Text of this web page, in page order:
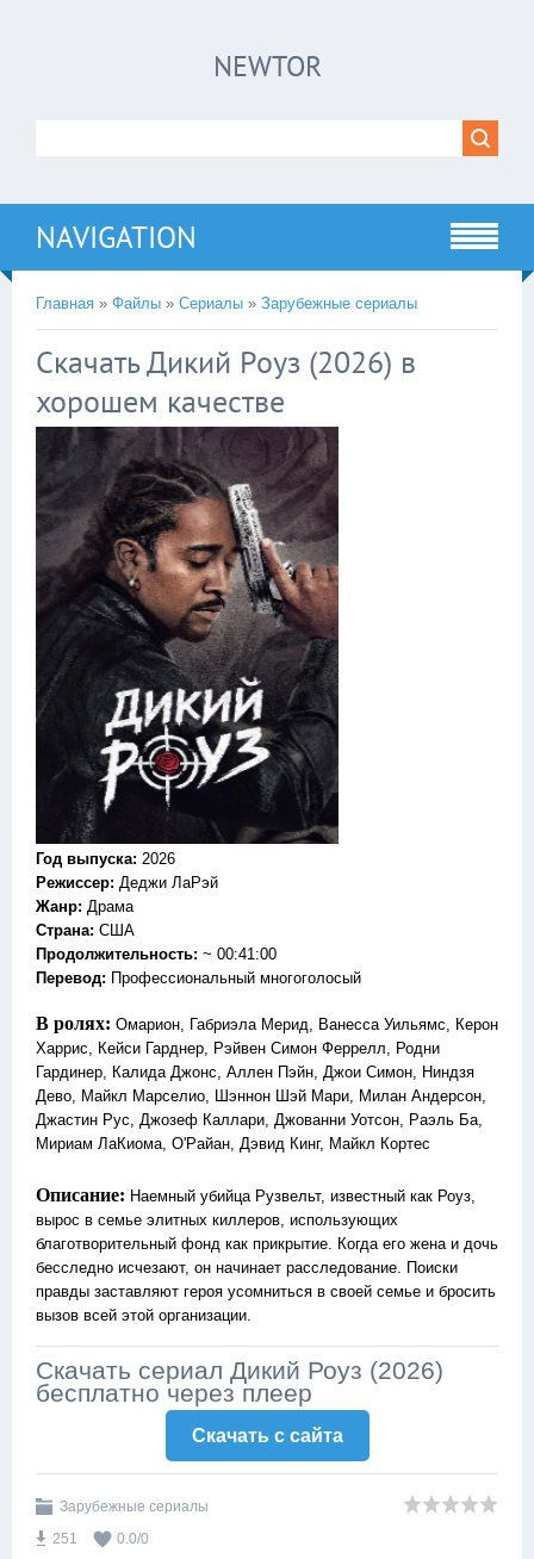
NEWTOR
NAVIGATION
Главная » Файлы » Сериалы » Зарубежные сериалы
Скачать Дикий Роуз (2026) в
хорошем качестве
Год выпуска: 2026
Режиссер: Деджи ЛаРэй
Жанр: Драма
Страна: США
Продолжительность: ~ 00:41:00
Перевод: Профессиональный многоголосый
В ролях: Омарион, Габриэла Мерид, Ванесса Уильямс, Керон
Харрис, Кейси Гарднер, Рэйвен Симон Феррелл, Родни
Гардинер, Калида Джонс, Аллен Пэйн, Джои Симон, Ниндзя
Дево, Майкл Марселио, Шэннон Шэй Мари, Милан Андерсон,
Джастин Рус, Джозеф Каллари, Джованни Уотсон, Раэль Ба,
Мириам ЛаКиома, О'Райан, Дэвид Кинг, Майкл Кортес
Описание: Наемный убийца Рузвельт, известный как Роуз,
вырос в семье элитных киллеров, использующих
благотворительный фонд как прикрытие. Когда его жена и дочь
бесследно исчезают, он начинает расследование. Поиски
правды заставляют героя усомниться в своей семье и бросить
вызов всей этой организации.
Скачать сериал Дикий Роуз (2026)
бесплатно через плеер
!!!Если Вы с телефона сперва нажмите на
Скачать c сайта
Зарубежные сериалы
251
0.0/0